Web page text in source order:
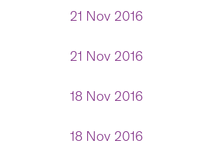
21 Nov 2016
21 Nov 2016
18 Nov 2016
18 Nov 2016